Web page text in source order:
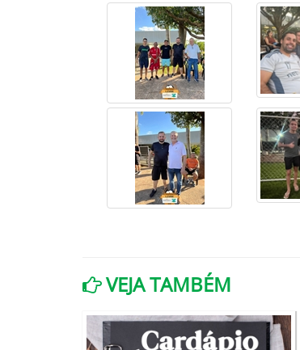
VEJA TAMBÉM